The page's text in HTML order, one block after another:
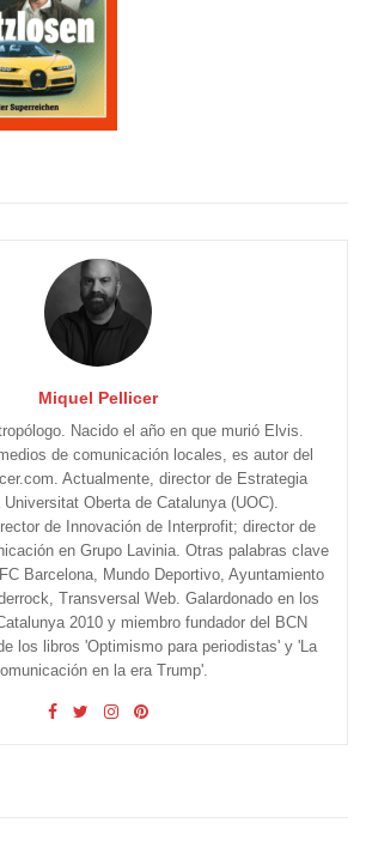
Miquel Pellicer
Nacido el año en que murió Elvis.
de comunicación locales, es autor del
Actualmente, director de Estrategia
Universitat Oberta de Catalunya (UOC).
de Innovación de Interprofit; director de
en Grupo Lavinia. Otras palabras clave
Barcelona, Mundo Deportivo, Ayuntamiento
Transversal Web. Galardonado en los
2010 y miembro fundador del BCN
los libros 'Optimismo para periodistas' y 'La
en la era Trump'.